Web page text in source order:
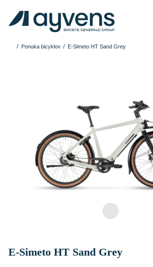
Ponuka bicyklov E-Simeto HT Sand Grey
E-Simeto HT Sand Grey